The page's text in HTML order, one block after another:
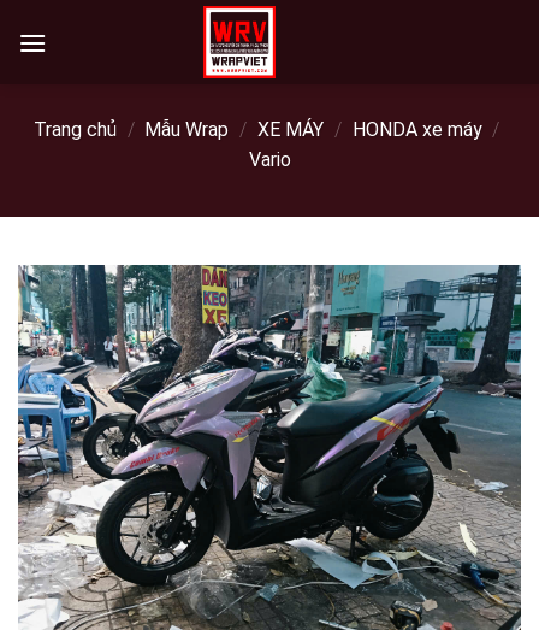
Trang chủ / Mẫu Wrap / XE MÁY / HONDA xe máy /
Vario